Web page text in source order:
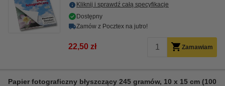
Kliknij i sprawdź całą specyfikacje
Dostępny
Zamów z Pocztex na jutro!
22,50 zł Zamawiam
Papier fotograficzny błyszczący 245 gramów, 10 x 15 cm (100